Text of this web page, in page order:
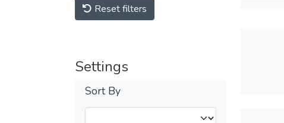
Reset filters
Settings
Sort By